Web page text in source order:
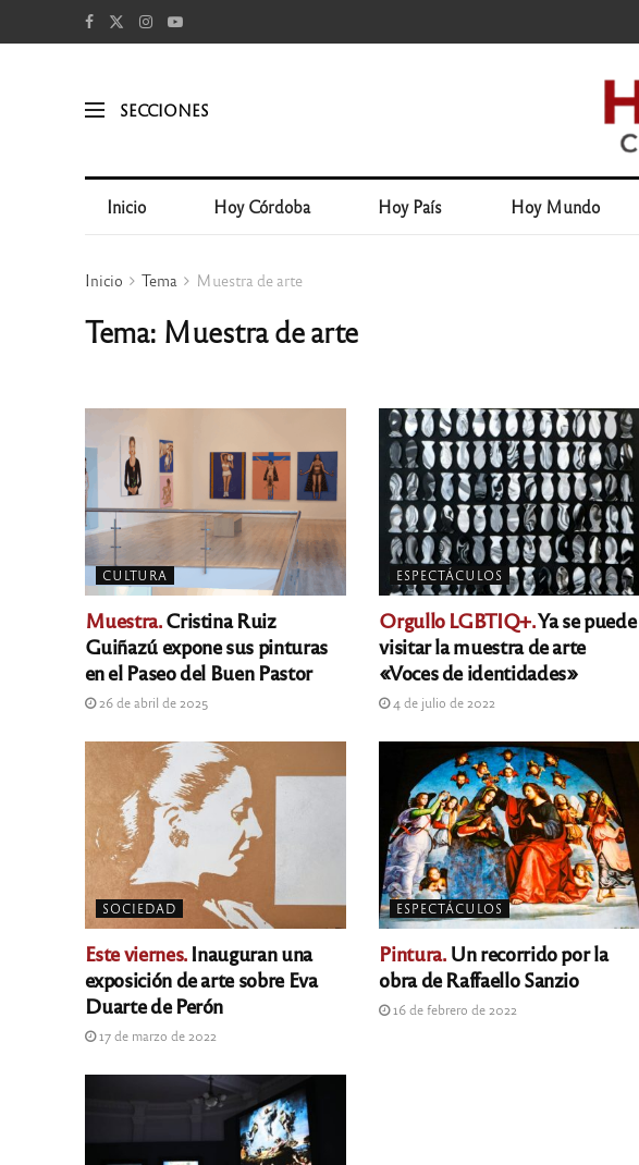
SECCIONES
Inicio Hoy Córdoba Hoy País Hoy Mundo
Inicio Tema Muestra de arte
Tema: Muestra de arte
CULTURA
Muestra.Cristina Ruiz
Guiñazú expone sus pinturas
en el Paseo del Buen Pastor
26 de abril de 2025
ESPECTÁCULOS
Orgullo LGBTIQ+.Ya se puede
visitar la muestra de arte
«Voces de identidades»
4 de julio de 2022
SOCIEDAD
Este viernes.Inauguran una
exposición de arte sobre Eva
Duarte de Perón
17 de marzo de 2022
ESPECTÁCULOS
Pintura.Un recorrido por la
obra de Raffaello Sanzio
16 de febrero de 2022